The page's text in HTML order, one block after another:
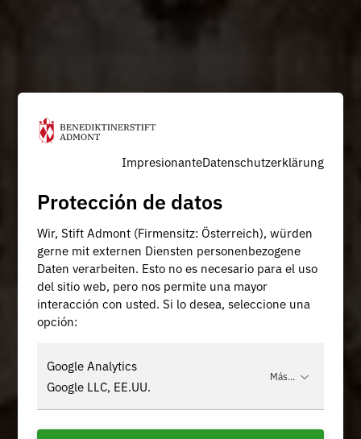
ImpresionanteDatenschutzerklärung
Protección de datos
Wir, Stift Admont (Firmensitz: Österreich), würden
gerne mit externen Diensten personenbezogene
Daten verarbeiten. Esto no es necesario para el uso
del sitio web, pero nos permite una mayor
interacción con usted. Si lo desea, seleccione una
opción:
Google Analytics
Google LLC, EE.UU.
Más...